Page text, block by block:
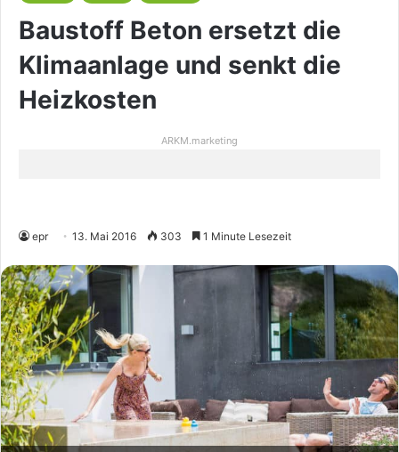
Baustoff Beton ersetzt die
Klimaanlage und senkt die
Heizkosten
ARKM.marketing
epr 13. Mai 2016 303 1 Minute Lesezeit